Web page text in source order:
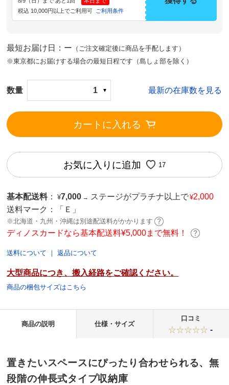
税込 10,000円以上でご利用可
ご利用条件
最短お届け日：ー （ご注文確定後に商品を手配します）
※東京都にお届けする場合の最短日程です（島しょ部を除く）
数量 1 最新の在庫数を見る
カートに入れる
お気に入りに追加 17
基本配送料 ： ¥7,000 → ステージがプラチナ以上で¥2,000
送料マーク：
「Ｅ」
※北海道・九州・沖縄は別途配送料がかかります
ディノスカードなら基本配送料¥5,000まで無料！
送料について ｜返品について
大型商品につき、搬入経路をご確認ください。
商品の梱包サイズはこちら
商品の説明 仕様・サイズ
口コミ
-
置きたいスペースにぴったり合わせられる、無
段階の伸長式タイプ収納庫